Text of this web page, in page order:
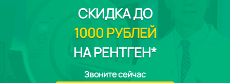
СКИДКАДО
1000 РУБЛЕЙ
НА РЕНТГЕН*
Звоните сейчас